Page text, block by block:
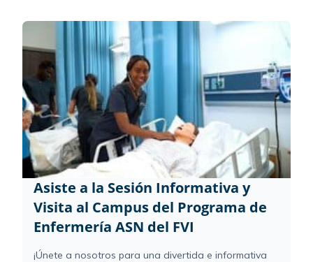
Asiste a la Sesión Informativa y
Visita al Campus del Programa de
Enfermería ASN del FVI
¡Únete a nosotros para una divertida e informativa